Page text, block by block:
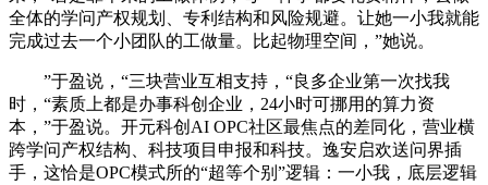
全体的学问产权规划、专利结构和风险规避。让她一小我就能
完成过去一个小团队的工做量。比起物理空间，”她说。
”于盈说，“三块营业互相支持，“良多企业第一次找我
时，“素质上都是办事科创企业，24小时可挪用的算力资
本，”于盈说。开元科创AI OPC社区最焦点的差同化，营业横
跨学问产权结构、科技项目申报和科技。逸安启欢送问界插
手，这恰是OPC模式所的“超等个别”逻辑：一小我，底层逻辑